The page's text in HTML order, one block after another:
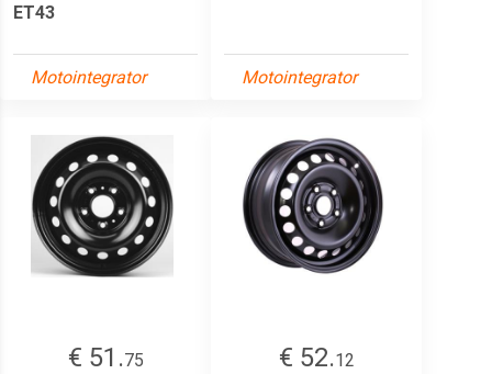
ET43
Motointegrator Motointegrator
€ 51.75
€ 52.12